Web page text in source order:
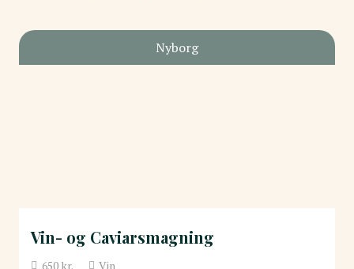
Nyborg
Vin- og Caviarsmagning
650kr. Vin